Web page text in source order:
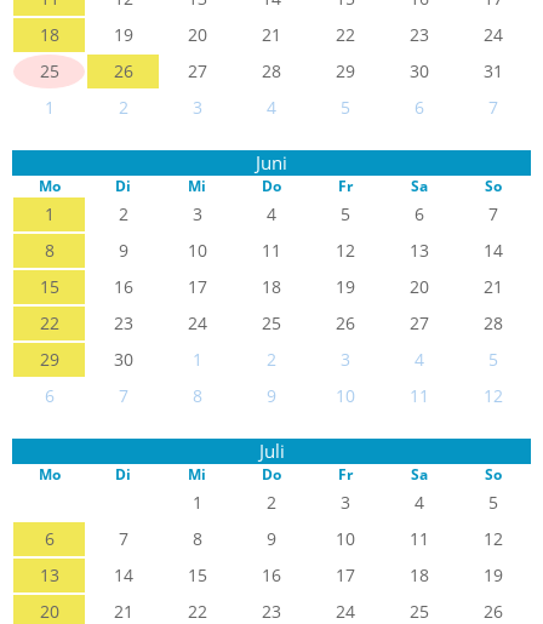
18
19 20 21 22 23
24
25
26 27 28 29 30
31
1
2 3 4 5 6 7
Juni
Mo Di Mi Do Fr Sa So
1 2 3 4 5 6
7
8
9 10 11 12 13
14
15
16 17 18 19 20
21
22
23 24 25 26 27
28
29
30 1 2 3 4
5
6
7 8 9 10 11 12
Juli
Mo Di Mi Do Fr Sa So
1 2 3 4
5
6
7 8 9 10 11
12
13
14 15 16 17 18
19
20
21 22 23 24 25
26